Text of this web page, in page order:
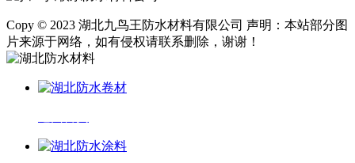
Copy © 2023 湖北九鸟王防水材料有限公司 声明：本站部分图
片来源于网络，如有侵权请联系删除，谢谢！